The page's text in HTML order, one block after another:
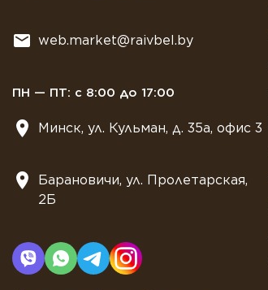
web.market@raivbel.by
ПН — ПТ: с 8:00 до 17:00
Минск, ул. Кульман, д. 35а, офис 3
Барановичи, ул. Пролетарская,
2Б